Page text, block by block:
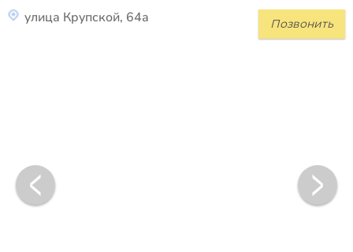
Позвонить
улица Крупской, 64а